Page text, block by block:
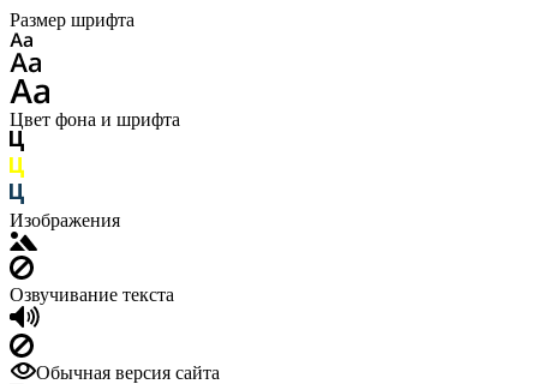
Размер шрифта
Цвет фона и шрифта
Изображения
Озвучивание текста
Обычная версия сайта